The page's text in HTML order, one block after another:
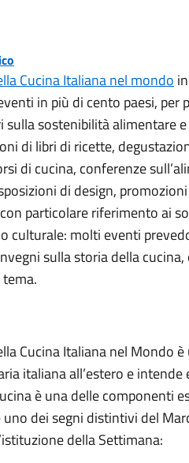
Cucina Italiana nel mondo
in più di cento paesi, per
sulla sostenibilità alimentare
di libri di ricette,
di cucina, conferenze
di design,
particolare riferimento ai
culturale: molti eventi
sulla storia della
Cucina Italiana nel Mondo
italiana all’estero e
è una delle componenti
dei segni distintivi del
della Settimana: